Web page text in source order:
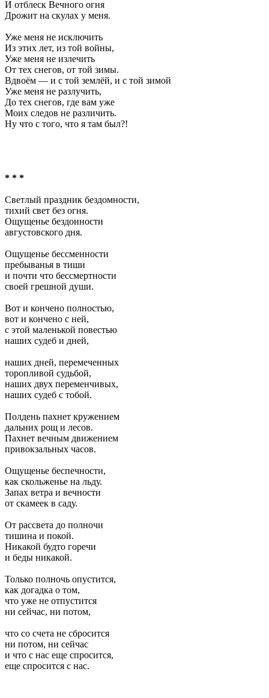
И отблеск Вечного огня
Дрожит на скулах у меня.
Уже меня не исключить
Из этих лет, из той войны,
Уже меня не излечить
От тех снегов, от той зимы.
Вдвоём — и с той землёй, и с той зимой
Уже меня не разлучить,
До тех снегов, где вам уже
Моих следов не различить.
Ну что с того, что я там был?!
* * *
Светлый праздник бездомности,
тихий свет без огня.
Ощущенье бездонности
августовского дня.
Ощущенье бессменности
пребыванья в тиши
и почти что бессмертности
своей грешной души.
Вот и кончено полностью,
вот и кончено с ней,
с этой маленькой повестью
наших судеб и дней,
наших дней, перемеченных
торопливой судьбой,
наших двух переменчивых,
наших судеб с тобой.
Полдень пахнет кружением
дальних рощ и лесов.
Пахнет вечным движением
привокзальных часов.
Ощущенье беспечности,
как скольженье на льду.
Запах ветра и вечности
от скамеек в саду.
От рассвета до полночи
тишина и покой.
Никакой будто горечи
и беды никакой.
Только полночь опустится,
как догадка о том,
что уже не отпустится
ни сейчас, ни потом,
что со счета не сбросится
ни потом, ни сейчас
и что с нас еще спросится,
еще спросится с нас.